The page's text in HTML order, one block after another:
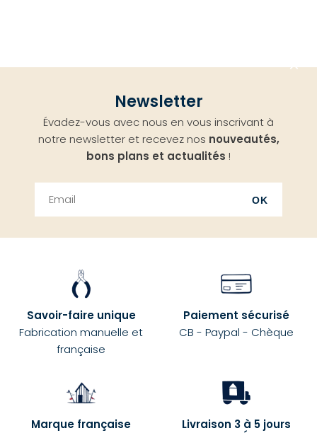
Newsletter
Évadez-vous avec nous en vous inscrivant à
notre newsletter et recevez nos nouveautés,
bons plans et actualités !
OK
Savoir-faire unique
Fabrication manuelle et
française
Paiement sécurisé
CB - Paypal - Chèque
Marque française
Livraison 3 à 5 jours